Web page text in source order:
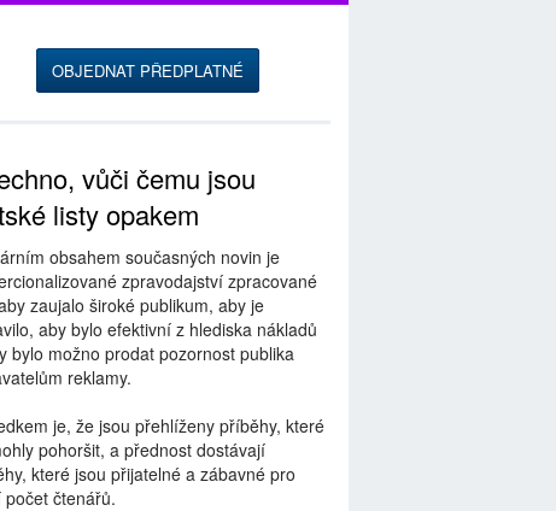
OBJEDNAT PŘEDPLATNÉ
vůči čemu jsou
listy opakem
obsahem současných novin je
zpravodajství zpracované
zaujalo široké publikum, aby je
aby bylo efektivní z hlediska nákladů
bylo možno prodat pozornost publika
reklamy.
je, že jsou přehlíženy příběhy, které
pohoršit, a přednost dostávají
které jsou přijatelné a zábavné pro
počet čtenářů.